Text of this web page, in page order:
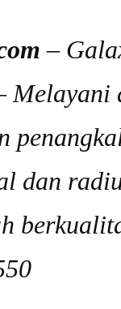
–
Melayani
dan